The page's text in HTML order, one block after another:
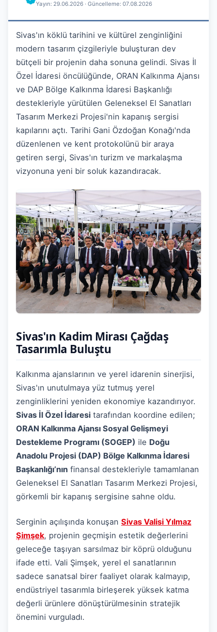
Yayın: 29.06.2026 · Güncelleme: 07.08.2026
Sivas'ın köklü tarihini ve kültürel zenginliğini
modern tasarım çizgileriyle buluşturan dev
bütçeli bir projenin daha sonuna gelindi. Sivas İl
Özel İdaresi öncülüğünde, ORAN Kalkınma Ajansı
ve DAP Bölge Kalkınma İdaresi Başkanlığı
destekleriyle yürütülen Geleneksel El Sanatları
Tasarım Merkezi Projesi'nin kapanış sergisi
kapılarını açtı. Tarihi Gani Özdoğan Konağı'nda
düzenlenen ve kent protokolünü bir araya
getiren sergi, Sivas'ın turizm ve markalaşma
vizyonuna yeni bir soluk kazandıracak.
Sivas'ın Kadim Mirası Çağdaş
Tasarımla Buluştu
Kalkınma ajanslarının ve yerel idarenin sinerjisi,
Sivas'ın unutulmaya yüz tutmuş yerel
zenginliklerini yeniden ekonomiye kazandırıyor.
Sivas İl Özel İdaresi tarafından koordine edilen;
ORAN Kalkınma Ajansı Sosyal Gelişmeyi
Destekleme Programı (SOGEP) ile Doğu
Anadolu Projesi (DAP) Bölge Kalkınma İdaresi
Başkanlığı’nın finansal destekleriyle tamamlanan
Geleneksel El Sanatları Tasarım Merkezi Projesi,
görkemli bir kapanış sergisine sahne oldu.
Serginin açılışında konuşan Sivas Valisi Yılmaz
Şimşek, projenin geçmişin estetik değerlerini
geleceğe taşıyan sarsılmaz bir köprü olduğunu
ifade etti. Vali Şimşek, yerel el sanatlarının
sadece sanatsal birer faaliyet olarak kalmayıp,
endüstriyel tasarımla birleşerek yüksek katma
değerli ürünlere dönüştürülmesinin stratejik
önemini vurguladı.